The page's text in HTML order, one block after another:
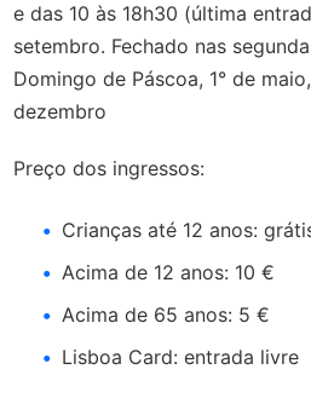
e das 10 às 18h30 (última
setembro. Fechado nas
Domingo de Páscoa, 1° de
dezembro
Preço dos ingressos:
Crianças até 12 anos:
Acima de 12 anos: 10 €
Acima de 65 anos: 5 €
Lisboa Card: entrada livre